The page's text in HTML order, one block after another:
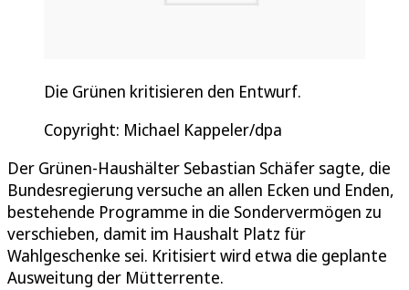
Die Grünen kritisieren den Entwurf.
Copyright: Michael Kappeler/dpa
Der Grünen-Haushälter Sebastian Schäfer sagte, die
Bundesregierung versuche an allen Ecken und Enden,
bestehende Programme in die Sondervermögen zu
verschieben, damit im Haushalt Platz für
Wahlgeschenke sei. Kritisiert wird etwa die geplante
Ausweitung der Mütterrente.